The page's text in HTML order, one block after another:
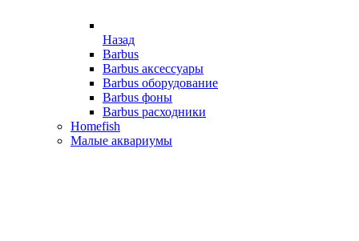
Назад
Barbus
Barbus аксессуары
Barbus оборудование
Barbus фоны
Barbus расходники
Homefish
Малые аквариумы